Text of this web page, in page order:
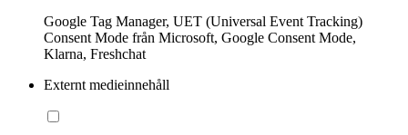
Google Tag Manager, UET (Universal Event Tracking)
Consent Mode från Microsoft, Google Consent Mode,
Klarna, Freshchat
Externt medieinnehåll